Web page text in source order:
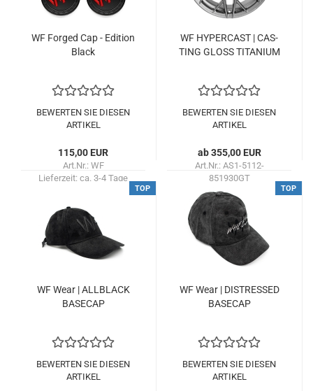
WF For­ged Cap - Edi­ti­on
Black
BEWERTEN SIE DIESEN
ARTIKEL
115,00 EUR
Art.Nr.: WF
Lieferzeit: ca. 3-4 Tage
WF HY­PER­CAST | CAS­
TING GLOSS TI­TA­NI­UM
BEWERTEN SIE DIESEN
ARTIKEL
ab 355,00 EUR
Art.Nr.: AS1-5112-
851930GT
Lieferzeit:ca. 3-4 Tage
TOP
WF Wear | ALL­B­LACK
BASE­CAP
BEWERTEN SIE DIESEN
ARTIKEL
TOP
WF Wear | DIS­TRES­SED
BASE­CAP
BEWERTEN SIE DIESEN
ARTIKEL